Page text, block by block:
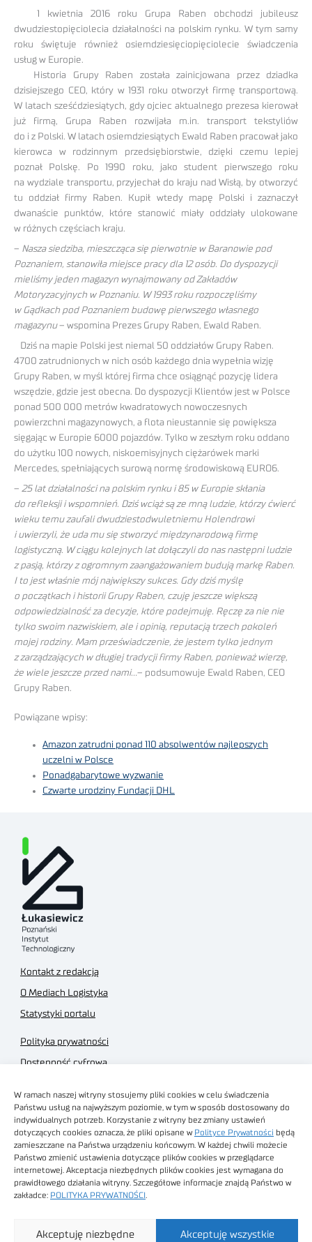
W ramach naszej witryny stosujemy pliki cookies w celu świadczenia
Państwu usług na najwyższym poziomie, w tym w sposób dostosowany do
indywidualnych potrzeb. Korzystanie z witryny bez zmiany ustawień
dotyczących cookies oznacza, że pliki opisane w Polityce Prywatności będą
zamieszczane na Państwa urządzeniu końcowym. W każdej chwili możecie
Państwo zmienić ustawienia dotyczące plików cookies w przeglądarce
internetowej. Akceptacja niezbędnych plików cookies jest wymagana do
prawidłowego działania witryny. Szczegółowe informacje znajdą Państwo w
zakładce: POLITYKA PRYWATNOŚCI
Akceptuję wszystkie
Akceptuję niezbędne
1 kwietnia 2016 roku Grupa Raben obchodzi jubileusz
dwudziestopięciolecia działalności na polskim rynku. W tym samy
roku świętuje również osiemdziesięciopięciolecie świadczenia
usług w Europie.
Historia Grupy Raben została zainicjowana przez dziadka
dzisiejszego CEO, który w 1931 roku otworzył firmę transportową.
W latach sześćdziesiątych, gdy ojciec aktualnego prezesa kierował
już firmą, Grupa Raben rozwijała m.in. transport tekstyliów
do i z Polski. W latach osiemdziesiątych Ewald Raben pracował jako
kierowca w rodzinnym przedsiębiorstwie, dzięki czemu lepiej
poznał Polskę. Po 1990 roku, jako student pierwszego roku
na wydziale transportu, przyjechał do kraju nad Wisłą, by otworzyć
tu oddział firmy Raben. Kupił wtedy mapę Polski i zaznaczył
dwanaście punktów, które stanowić miały oddziały ulokowane
w różnych częściach kraju.
– Nasza siedziba, mieszcząca się pierwotnie w Baranowie pod
Poznaniem, stanowiła miejsce pracy dla 12 osób. Do dyspozycji
mieliśmy jeden magazyn wynajmowany od Zakładów
Motoryzacyjnych w Poznaniu. W 1993 roku rozpoczęliśmy
w Gądkach pod Poznaniem budowę pierwszego własnego
magazynu– wspomina Prezes Grupy Raben, Ewald Raben.
Dziś na mapie Polski jest niemal 50 oddziałów Grupy Raben.
4700 zatrudnionych w nich osób każdego dnia wypełnia wizję
Grupy Raben, w myśl której firma chce osiągnąć pozycję lidera
wszędzie, gdzie jest obecna. Do dyspozycji Klientów jest w Polsce
ponad 500 000 metrów kwadratowych nowoczesnych
powierzchni magazynowych, a flota nieustannie się powiększa
sięgając w Europie 6000 pojazdów. Tylko w zeszłym roku oddano
do użytku 100 nowych, niskoemisyjnych ciężarówek marki
Mercedes, spełniających surową normę środowiskową EURO6.
– 25 lat działalności na polskim rynku i 85 w Europie skłania
do refleksji i wspomnień. Dziś wciąż są ze mną ludzie, którzy ćwierć
wieku temu zaufali dwudziestodwuletniemu Holendrowi
i uwierzyli, że uda mu się stworzyć międzynarodową firmę
logistyczną. W ciągu kolejnych lat dołączyli do nas następni ludzie
z pasją, którzy z ogromnym zaangażowaniem budują markę Raben.
I to jest właśnie mój największy sukces. Gdy dziś myślę
o początkach i historii Grupy Raben, czuję jeszcze większą
odpowiedzialność za decyzje, które podejmuję. Ręczę za nie nie
tylko swoim nazwiskiem, ale i opinią, reputacją trzech pokoleń
mojej rodziny. Mam przeświadczenie, że jestem tylko jednym
z zarządzających w długiej tradycji firmy Raben, ponieważ wierzę,
że wiele jeszcze przed nami…– podsumowuje Ewald Raben, CEO
Grupy Raben.
Powiązane wpisy:
Amazon zatrudni ponad 110 absolwentów najlepszych
uczelni w Polsce
Ponadgabarytowe wyzwanie
Czwarte urodziny Fundacji DHL
Kontakt z redakcją
O Mediach Logistyka
Statystyki portalu
Polityka prywatności
Dostępność cyfrowa
Regulamin sklepu
Obrazy stockowe
autorstwa
Technologiczny